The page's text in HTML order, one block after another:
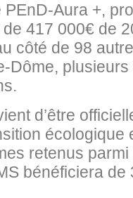
PEnD-Aura +,
417 000€ de
côté de 98
Dôme,
d’être
retenus
bénéficiera